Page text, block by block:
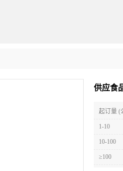
供应食
起订量 (
1-10
10-100
≥100